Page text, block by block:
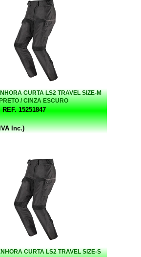
CURTA LS2 TRAVEL SIZE-M
/ CINZA ESCURO
REF. 15251847
Inc.)
CURTA LS2 TRAVEL SIZE-S